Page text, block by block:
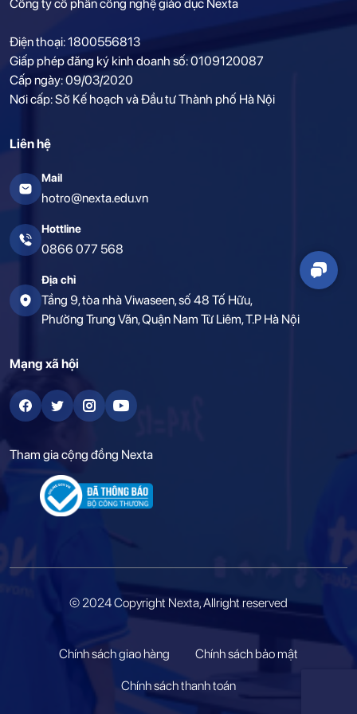
Công ty cổ phần công nghệ giáo dục Nexta
Điện thoại: 1800556813
Giấp phép đăng ký kinh doanh số: 0109120087
Cấp ngày: 09/03/2020
Nơi cấp: Sở Kế hoạch và Đầu tư Thành phố Hà Nội
Liên hệ
Mail
hotro@nexta.edu.vn
Hottline
0866 077 568
Địa chỉ
Tầng 9, tòa nhà Viwaseen, số 48 Tố Hữu,
Phường Trung Văn, Quận Nam Từ Liêm, T.P Hà Nội
Mạng xã hội
Tham gia cộng đồng Nexta
© 2024 Copyright Nexta, Allright reserved
Chính sách giao hàng Chính sách bảo mật
Chính sách thanh toán